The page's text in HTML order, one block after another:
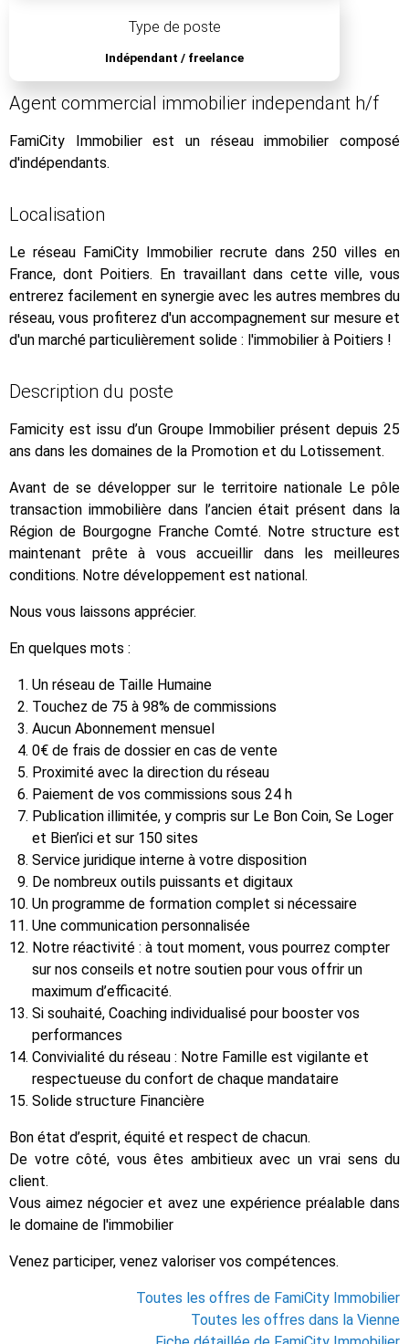
Type de poste
Indépendant / freelance
Agent commercial immobilier independant h/f
FamiCity Immobilier est un réseau immobilier composé
d'indépendants.
Localisation
Le réseau FamiCity Immobilier recrute dans 250 villes en
France, dont Poitiers. En travaillant dans cette ville, vous
entrerez facilement en synergie avec les autres membres du
réseau, vous profiterez d'un accompagnement sur mesure et
d'un marché particulièrement solide : l'immobilier à Poitiers !
Description du poste
Famicity est issu d’un Groupe Immobilier présent depuis 25
ans dans les domaines de la Promotion et du Lotissement.
Avant de se développer sur le territoire nationale Le pôle
transaction immobilière dans l’ancien était présent dans la
Région de Bourgogne Franche Comté. Notre structure est
maintenant prête à vous accueillir dans les meilleures
conditions. Notre développement est national.
Nous vous laissons apprécier.
En quelques mots :
Un réseau de Taille Humaine
Touchez de 75 à 98% de commissions
Aucun Abonnement mensuel
0€ de frais de dossier en cas de vente
Proximité avec la direction du réseau
Paiement de vos commissions sous 24 h
Publication illimitée, y compris sur Le Bon Coin, Se Loger
et Bien’ici et sur 150 sites
Service juridique interne à votre disposition
De nombreux outils puissants et digitaux
Un programme de formation complet si nécessaire
Une communication personnalisée
Notre réactivité : à tout moment, vous pourrez compter
sur nos conseils et notre soutien pour vous offrir un
maximum d’efficacité.
Si souhaité, Coaching individualisé pour booster vos
performances
Convivialité du réseau : Notre Famille est vigilante et
respectueuse du confort de chaque mandataire
Solide structure Financière
Bon état d’esprit, équité et respect de chacun.
De votre côté, vous êtes ambitieux avec un vrai sens du
client.
Vous aimez négocier et avez une expérience préalable dans
le domaine de l'immobilier
Venez participer, venez valoriser vos compétences.
Toutes les offres de FamiCity Immobilier
Toutes les offres dans la Vienne